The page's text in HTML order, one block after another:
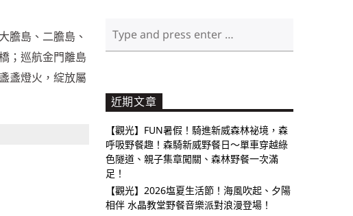
膽島、二膽島、
；巡航金門離島
盞燈火，綻放屬
近期文章
【觀光】FUN暑假！騎進新威森林祕境，森
呼吸野餐趣！森騎新威野餐日～單車穿越綠
色隧道、親子集章闖關、森林野餐一次滿
足！
【觀光】2026塩夏生活節！海風吹起、夕陽
相伴 水晶教堂野餐音樂派對浪漫登場！